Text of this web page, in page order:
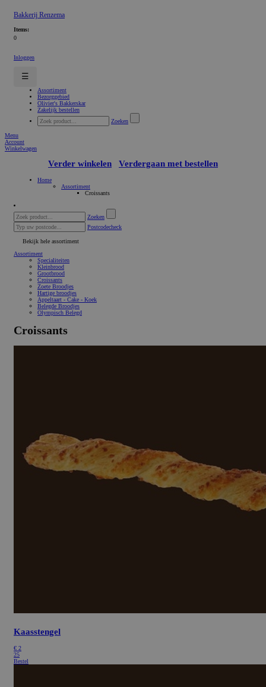
Bakkerij Renzema
Items:
0
Inloggen
☰
Assortiment
Bezorggebied
Olivier's Bakkerskar
Zakelijk bestellen
Zoeken
Menu
Account
Winkelwagen
Verder winkelen Verdergaan met bestellen
Home
Assortiment
Croissants
Zoeken
Postcodecheck
Bekijk hele assortiment
Assortiment
Specialiteiten
Kleinbrood
Grootbrood
Croissants
Zoete Broodjes
Hartige broodjes
Appeltaart - Cake - Koek
Belegde Broodjes
Olympisch Belegd
Croissants
Kaasstengel
€ 2
25
Bestel